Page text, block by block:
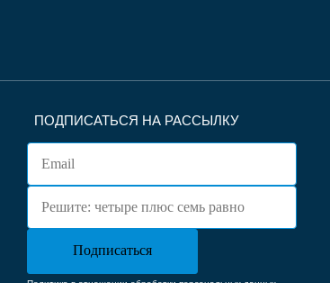
ПОДПИСАТЬСЯ НА РАССЫЛКУ